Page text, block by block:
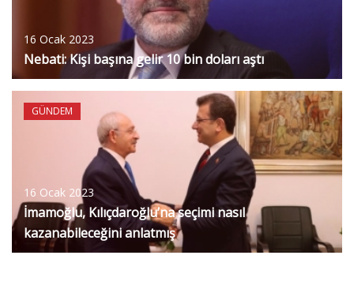
16 Ocak 2023
Nebati: Kişi başına gelir 10 bin doları aştı
GÜNDEM
16 Ocak 2023
İmamoğlu, Kılıçdaroğlu’na seçimi nasıl
kazanabileceğini anlatmış